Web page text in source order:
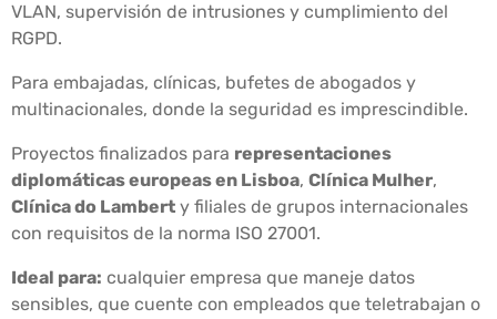
VLAN, supervisión de intrusiones y cumplimiento del
RGPD.
Para embajadas, clínicas, bufetes de abogados y
multinacionales, donde la seguridad es imprescindible.
Proyectos finalizados para representaciones
diplomáticas europeas en Lisboa, Clínica Mulher,
Clínica do Lambert y filiales de grupos internacionales
con requisitos de la norma ISO 27001.
Ideal para: cualquier empresa que maneje datos
sensibles, que cuente con empleados que teletrabajan o